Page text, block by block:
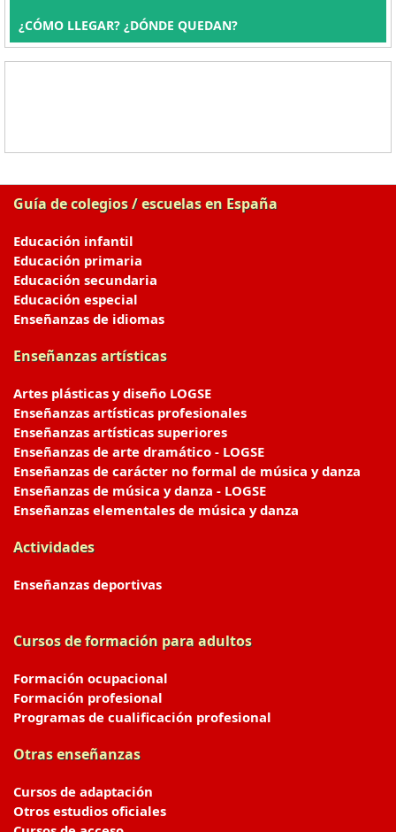
¿CÓMO LLEGAR? ¿DÓNDE QUEDAN?
Guía de colegios / escuelas en España
Educación infantil
Educación primaria
Educación secundaria
Educación especial
Enseñanzas de idiomas
Enseñanzas artísticas
Artes plásticas y diseño LOGSE
Enseñanzas artísticas profesionales
Enseñanzas artísticas superiores
Enseñanzas de arte dramático - LOGSE
Enseñanzas de carácter no formal de música y danza
Enseñanzas de música y danza - LOGSE
Enseñanzas elementales de música y danza
Actividades
Enseñanzas deportivas
Cursos de formación para adultos
Formación ocupacional
Formación profesional
Programas de cualificación profesional
Otras enseñanzas
Cursos de adaptación
Otros estudios oficiales